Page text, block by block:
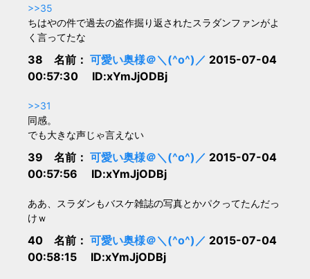
>>35
ちはやの件で過去の盗作掘り返されたスラダンファンがよ
く言ってたな
38 名前： 可愛い奥様＠＼(^o^)／ 2015-07-04
00:57:30 ID:xYmJjODBj
>>31
同感。
でも大きな声じゃ言えない
39 名前： 可愛い奥様＠＼(^o^)／ 2015-07-04
00:57:56 ID:xYmJjODBj
ああ、スラダンもバスケ雑誌の写真とかパクってたんだっ
けｗ
40 名前： 可愛い奥様＠＼(^o^)／ 2015-07-04
00:58:15 ID:xYmJjODBj